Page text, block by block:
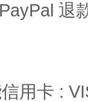
退
用卡 :